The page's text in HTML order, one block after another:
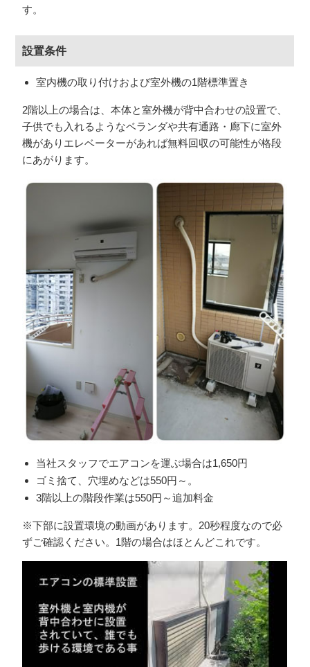
事を行います。回収費用が発生する場合、買取ができた場
合は現地現金払いになりますので、その場で査定、取り外
し、ご精算となります。
4.お支払い
買取価格にご納得いただけたらその場で現金買取致しま
す。※ 高額な場合は振り込みになる場合もございます。
す。
設置条件
室内機の取り付けおよび室外機の1階標準置き
2階以上の場合は、本体と室外機が背中合わせの設置で、
子供でも入れるようなベランダや共有通路・廊下に室外
機がありエレベーターがあれば無料回収の可能性が格段
にあがります。
当社スタッフでエアコンを運ぶ場合は1,650円
ゴミ捨て、穴埋めなどは550円～。
3階以上の階段作業は550円～追加料金
※下部に設置環境の動画があります。20秒程度なので必
ずご確認ください。1階の場合はほとんどこれです。